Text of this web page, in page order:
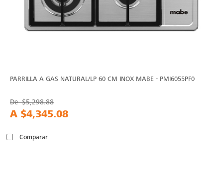
PARRILLA A GAS NATURAL/LP 60 CM INOX MABE - PMI6055PF0
De$5,298.88
A $4,345.08
Comparar